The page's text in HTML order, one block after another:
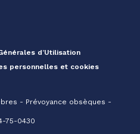
d’Utilisation
personnelles et cookies
- Prévoyance obsèques -
75-0430